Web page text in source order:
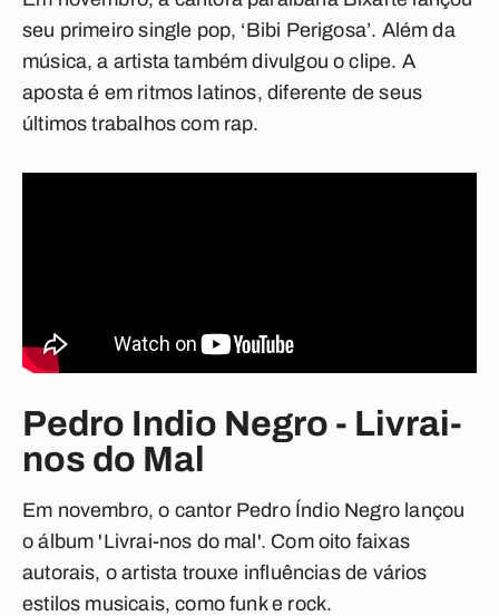
seu primeiro single pop, ‘Bibi Perigosa’. Além da
música, a artista também divulgou o clipe. A
aposta é em ritmos latinos, diferente de seus
últimos trabalhos com rap.
Pedro Indio Negro - Livrai-
nos do Mal
Em novembro, o cantor Pedro Índio Negro lançou
o álbum 'Livrai-nos do mal'. Com oito faixas
autorais, o artista trouxe influências de vários
estilos musicais, como funk e rock.